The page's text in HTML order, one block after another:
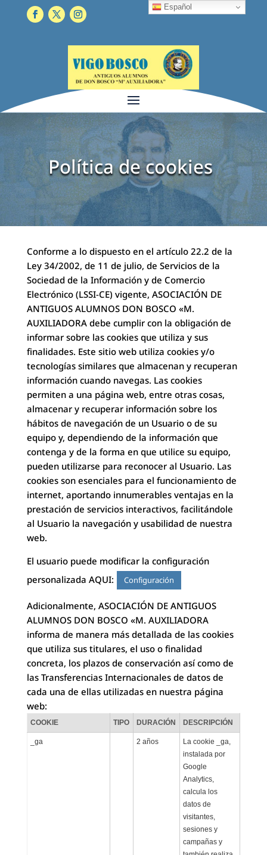
Política de cookies
Conforme a lo dispuesto en el artículo 22.2 de la
Ley 34/2002, de 11 de julio, de Servicios de la
Sociedad de la Información y de Comercio
Electrónico (LSSI-CE) vigente, ASOCIACIÓN DE
ANTIGUOS ALUMNOS DON BOSCO «M.
AUXILIADORA debe cumplir con la obligación de
informar sobre las cookies que utiliza y sus
finalidades. Este sitio web utiliza cookies y/o
tecnologías similares que almacenan y recuperan
información cuando navegas. Las cookies
permiten a una página web, entre otras cosas,
almacenar y recuperar información sobre los
hábitos de navegación de un Usuario o de su
equipo y, dependiendo de la información que
contenga y de la forma en que utilice su equipo,
pueden utilizarse para reconocer al Usuario. Las
cookies son esenciales para el funcionamiento de
internet, aportando innumerables ventajas en la
prestación de servicios interactivos, facilitándole
al Usuario la navegación y usabilidad de nuestra
web.
El usuario puede modificar la configuración
personalizada AQUI:
Configuración
Adicionalmente, ASOCIACIÓN DE ANTIGUOS
ALUMNOS DON BOSCO «M. AUXILIADORA
informa de manera más detallada de las cookies
que utiliza sus titulares, el uso o finalidad
concreta, los plazos de conservación así como de
las Transferencias Internacionales de datos de
cada una de ellas utilizadas en nuestra página
web:
COOKIE TIPO DURACIÓN DESCRIPCIÓN
_ga 2 años
La cookie _ga,
instalada por
Google
Analytics,
calcula los
datos de
visitantes,
sesiones y
campañas y
Español